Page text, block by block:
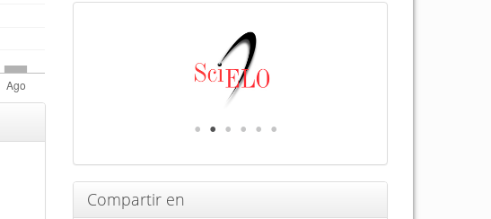
Compartir en